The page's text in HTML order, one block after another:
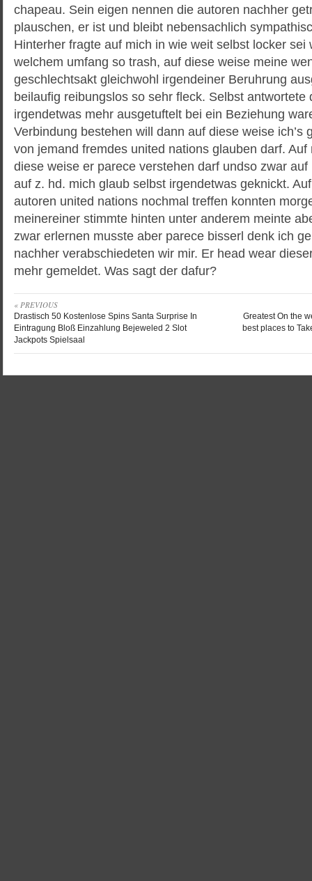
chapeau. Sein eigen nennen die autoren nachher
plauschen, er ist und bleibt nebensachlich
Hinterher fragte auf mich in wie weit selbst locker sei
welchem umfang so trash, auf diese weise meine
geschlechtsakt gleichwohl irgendeiner Beruhrung
beilaufig reibungslos so sehr fleck. Selbst antwortete
irgendetwas mehr ausgetuftelt bei ein Beziehung
Verbindung bestehen will dann auf diese weise ich’s
von jemand fremdes united nations glauben darf.
diese weise er parece verstehen darf undso zwar
auf z. hd. mich glaub selbst irgendetwas geknickt.
autoren united nations nochmal treffen konnten
meinereiner stimmte hinten unter anderem meinte
zwar erlernen musste aber parece bisserl denk ich
nachher verabschiedeten wir mir. Er head wear
mehr gemeldet. Was sagt der dafur?
« PREVIOUS
Drastisch 50 Kostenlose Spins Santa Surprise In
Eintragung Bloß Einzahlung Bejeweled 2 Slot
Jackpots Spielsaal
Greatest On the
best places to